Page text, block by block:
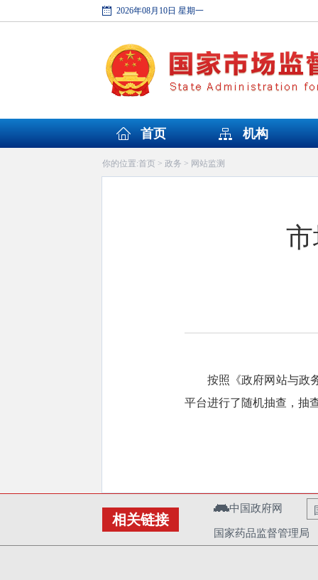
2026年08月10日 星期一
首页 机构
你的位置:首页> 政务 > 网站监测
按照《政府网站与政
平台进行了随机抽查，抽
相关链接
中国政府网
国家药品监督管理局